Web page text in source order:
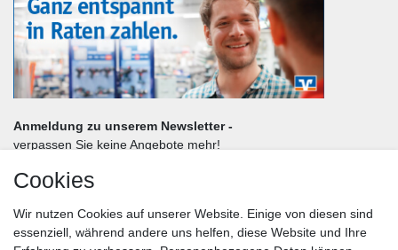
Anmeldung zu unserem Newsletter -
verpassen Sie keine Angebote mehr!
Nachname*
Cookies
Wir nutzen Cookies auf unserer Website. Einige von diesen sind
essenziell, während andere uns helfen, diese Website und Ihre